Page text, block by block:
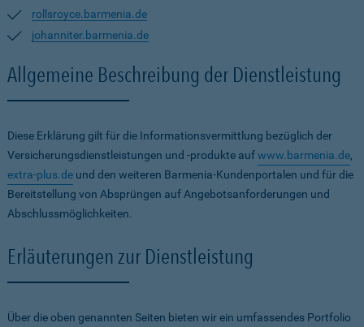
rollsroyce.barmenia.de
johanniter.barmenia.de
Allgemeine Beschreibung der Dienstleistung
Diese Erklärung gilt für die Informationsvermittlung bezüglich der
Versicherungsdienstleistungen und -produkte aufwww.barmenia.de,
extra-plus.de und den weiteren Barmenia-Kundenportalen und für die
Bereitstellung von Absprüngen auf Angebotsanforderungen und
Abschlussmöglichkeiten.
Erläuterungen zur Dienstleistung
Über die oben genannten Seiten bieten wir ein umfassendes Portfolio